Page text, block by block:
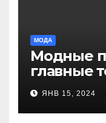
МОДА
Модные
главные
новинок
ЯНВ 15, 2024